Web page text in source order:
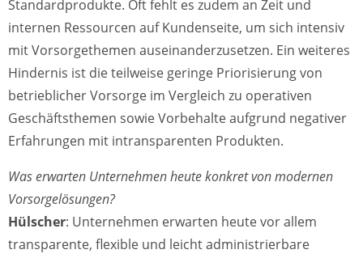
Standardprodukte. Oft fehlt es zudem an Zeit und
internen Ressourcen auf Kundenseite, um sich intensiv
mit Vorsorgethemen auseinanderzusetzen. Ein weiteres
Hindernis ist die teilweise geringe Priorisierung von
betrieblicher Vorsorge im Vergleich zu operativen
Geschäftsthemen sowie Vorbehalte aufgrund negativer
Erfahrungen mit intransparenten Produkten.
Was erwarten Unternehmen heute konkret von modernen
Vorsorgelösungen?
Hülscher: Unternehmen erwarten heute vor allem
transparente, flexible und leicht administrierbare